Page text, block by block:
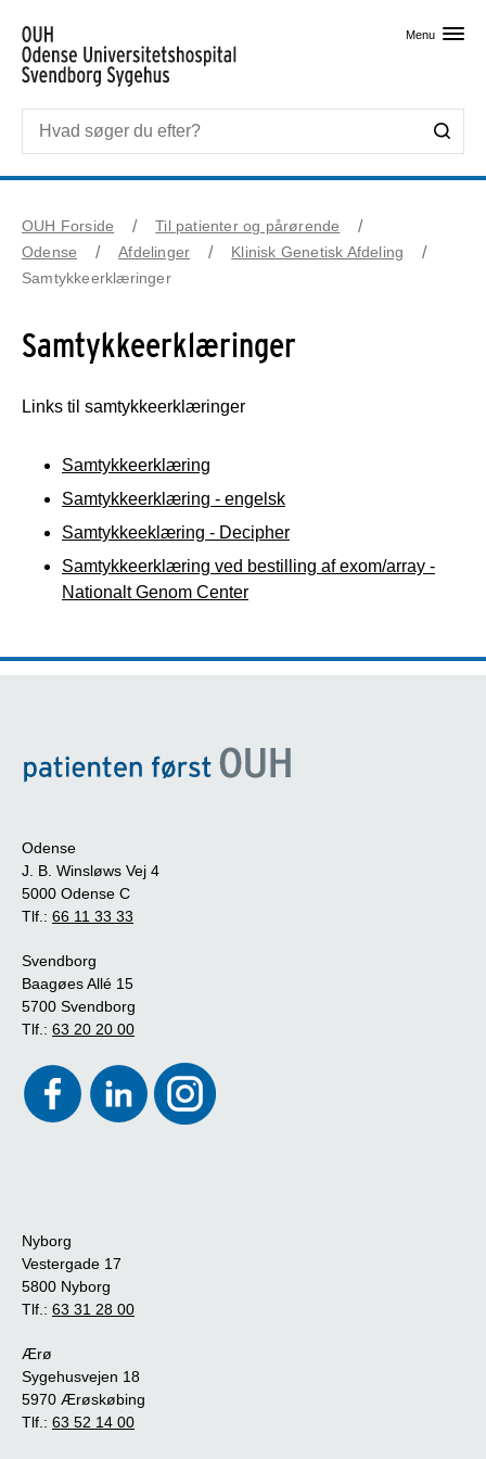
Menu
OUH Forside
Til patienter og pårørende
Odense
Afdelinger
Klinisk Genetisk Afdeling
Samtykkeerklæringer
Samtykkeerklæringer
Links til samtykkeerklæringer
Samtykkeerklæring
Samtykkeerklæring - engelsk
Samtykkeeklæring - Decipher
Samtykkeerklæring ved bestilling af exom/array -
Nationalt Genom Center
Odense
J. B. Winsløws Vej 4
5000 Odense C
Tlf.: 66 11 33 33
Svendborg
Baagøes Allé 15
5700 Svendborg
Tlf.: 63 20 20 00
Nyborg
Vestergade 17
5800 Nyborg
Tlf.: 63 31 28 00
Ærø
Sygehusvejen 18
5970 Ærøskøbing
Tlf.: 63 52 14 00